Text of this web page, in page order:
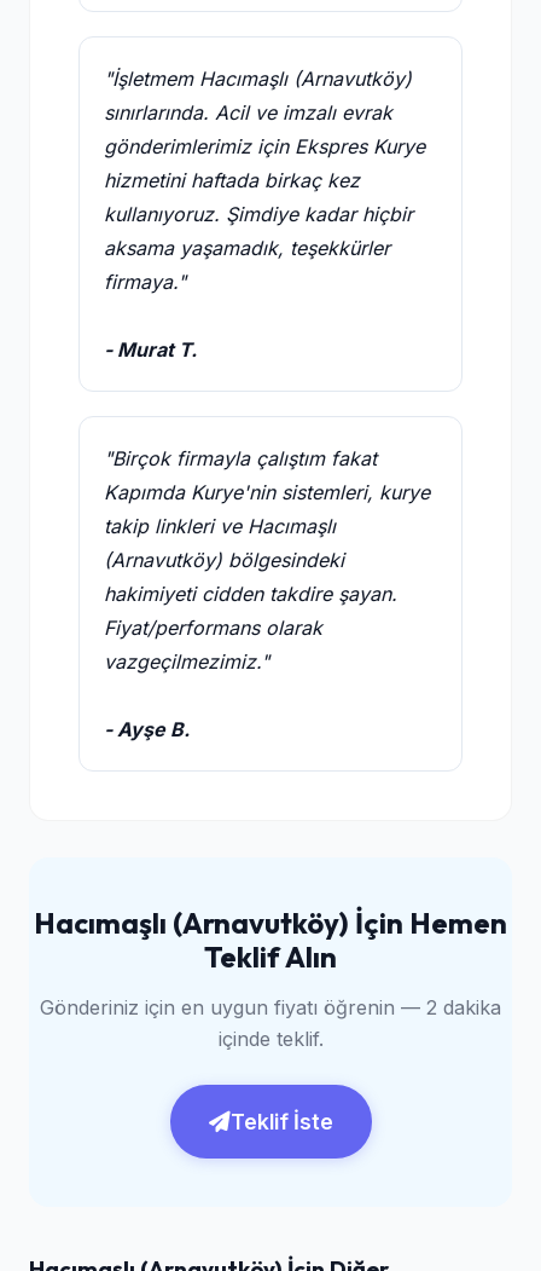
"İşletmem Hacımaşlı (Arnavutköy)
sınırlarında. Acil ve imzalı evrak
gönderimlerimiz için Ekspres Kurye
hizmetini haftada birkaç kez
kullanıyoruz. Şimdiye kadar hiçbir
aksama yaşamadık, teşekkürler
firmaya."
- Murat T.
"Birçok firmayla çalıştım fakat
Kapımda Kurye'nin sistemleri, kurye
takip linkleri ve Hacımaşlı
(Arnavutköy) bölgesindeki
hakimiyeti cidden takdire şayan.
Fiyat/performans olarak
vazgeçilmezimiz."
- Ayşe B.
Hacımaşlı (Arnavutköy) İçin Hemen
Teklif Alın
Gönderiniz için en uygun fiyatı öğrenin — 2 dakika
içinde teklif.
Teklif İste